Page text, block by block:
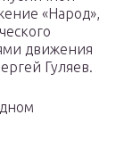
«Народ»,
движения
Гуляев.